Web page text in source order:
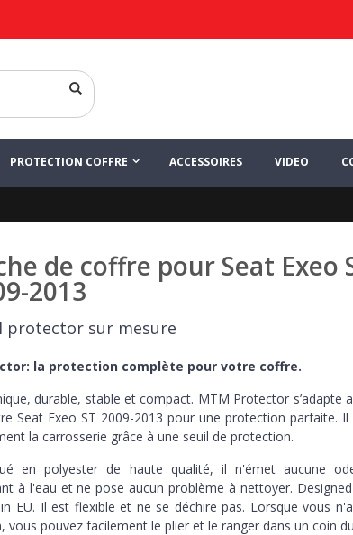
PROTECTION COFFRE ACCESSOIRES VIDEO
de coffre pour Seat Exeo
2013
protector sur mesure
la protection complète pour votre coffre.
durable, stable et compact. MTM Protector s’adapte
Seat Exeo ST 2009-2013 pour une protection parfaite. Il
la carrosserie grâce à une seuil de protection.
en polyester de haute qualité, il n'émet aucune
à l'eau et ne pose aucun problème à nettoyer.
EU. Il est flexible et ne se déchire pas. Lorsque vous
vous pouvez facilement le plier et le ranger dans un coin